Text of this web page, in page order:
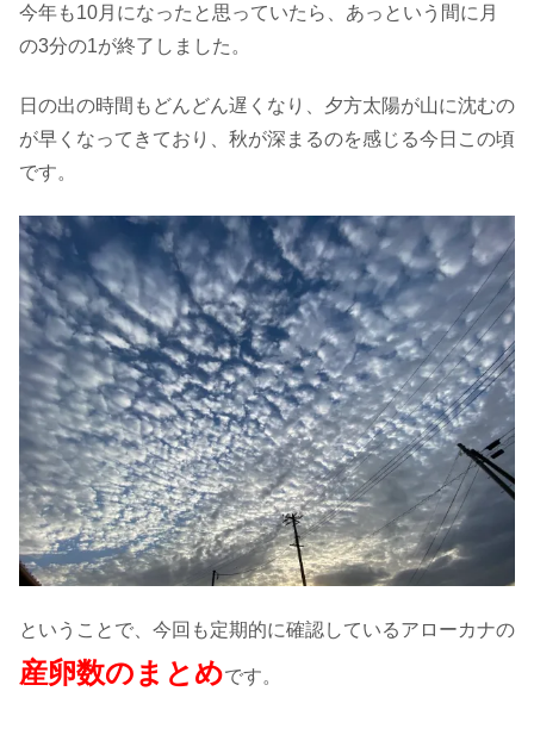
今年も10月になったと思っていたら、あっという間に月
の3分の1が終了しました。
日の出の時間もどんどん遅くなり、夕方太陽が山に沈むの
が早くなってきており、秋が深まるのを感じる今日この頃
です。
ということで、今回も定期的に確認しているアローカナの
産卵数のまとめです。